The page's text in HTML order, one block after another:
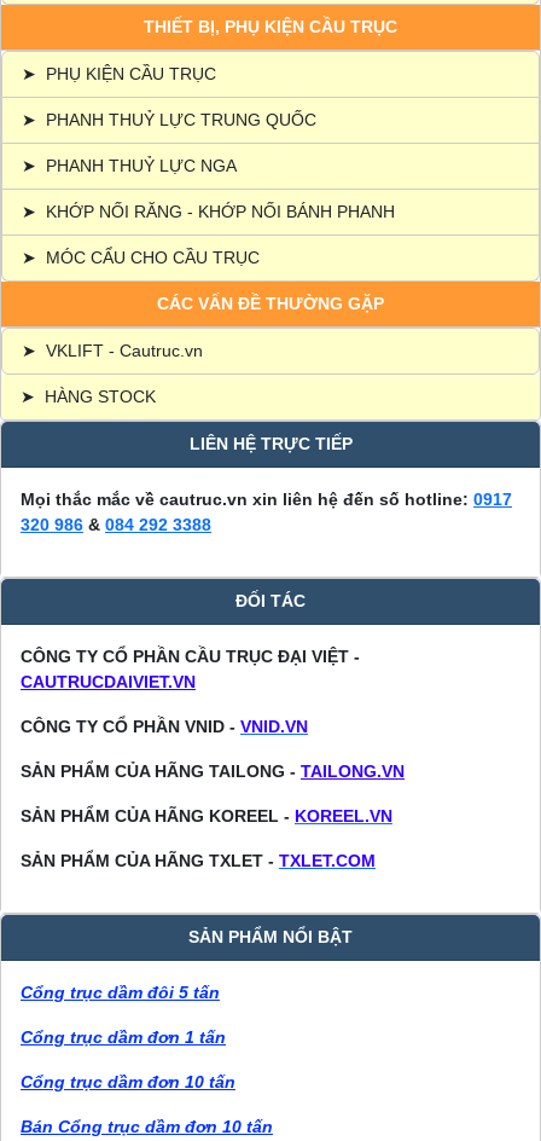
THIẾT BỊ, PHỤ KIỆN CẦU TRỤC
➤ PHỤ KIỆN CẦU TRỤC
➤ PHANH THUỶ LỰC TRUNG QUỐC
➤ PHANH THUỶ LỰC NGA
➤ KHỚP NỐI RĂNG - KHỚP NỐI BÁNH PHANH
➤ MÓC CẨU CHO CẦU TRỤC
CÁC VẤN ĐỀ THƯỜNG GẶP
➤ VKLIFT - Cautruc.vn
➤ HÀNG STOCK
LIÊN HỆ TRỰC TIẾP
Mọi thắc mắc về cautruc.vn xin liên hệ đến số hotline: 0917
320 986 & 084 292 3388
ĐỐI TÁC
CÔNG TY CỔ PHẦN CẦU TRỤC ĐẠI VIỆT -
CAUTRUCDAIVIET.VN
CÔNG TY CỔ PHẦN VNID - VNID.VN
SẢN PHẨM CỦA HÃNG TAILONG - TAILONG.VN
SẢN PHẨM CỦA HÃNG KOREEL - KOREEL.VN
SẢN PHẨM CỦA HÃNG TXLET - TXLET.COM
SẢN PHẨM NỔI BẬT
Cổng trục dầm đôi 5 tấn
Cổng trục dầm đơn 1 tấn
Cổng trục dầm đơn 10 tấn
Bán Cổng trục dầm đơn 10 tấn